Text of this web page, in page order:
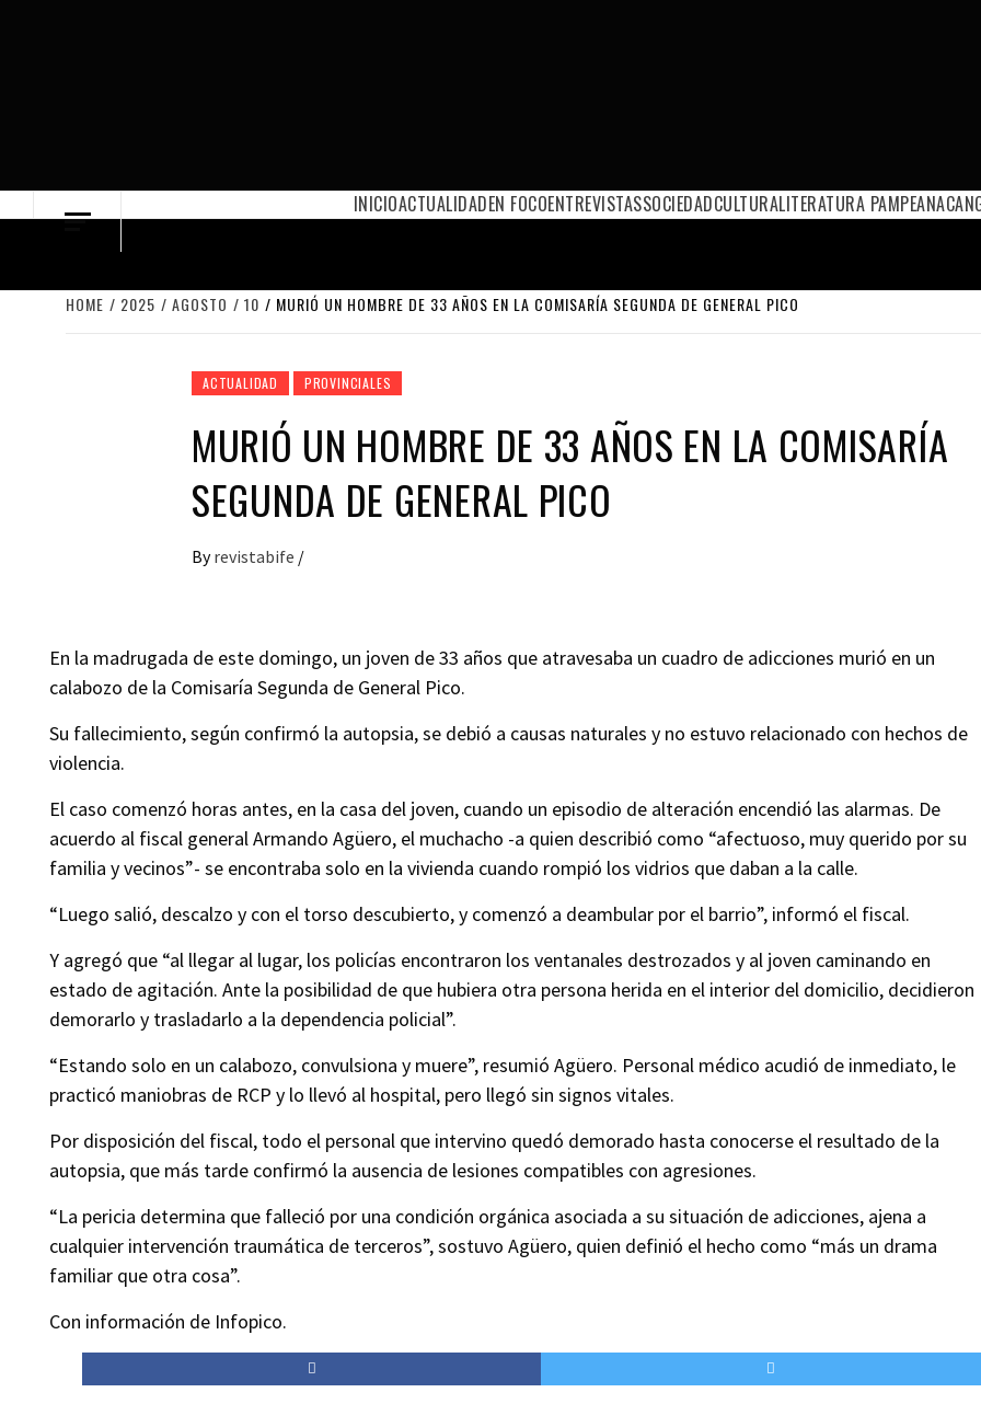
INICIOACTUALIDADEN FOCOENTREVISTASSOCIEDADCULTURALITERATURA PAMPEANA
HOME 2025 AGOSTO 10 MURIÓ UN HOMBRE DE 33 AÑOS EN LA COMISARÍA SEGUNDA DE GENERAL PICO
ACTUALIDAD PROVINCIALES
MURIÓ UN HOMBRE DE 33 AÑOS EN LA COMISARÍA
SEGUNDA DE GENERAL PICO
By revistabife /
En la madrugada de este domingo, un joven de 33 años que atravesaba un cuadro de adicciones murió en un
calabozo de la Comisaría Segunda de General Pico.
Su fallecimiento, según confirmó la autopsia, se debió a causas naturales y no estuvo relacionado con hechos de
violencia.
El caso comenzó horas antes, en la casa del joven, cuando un episodio de alteración encendió las alarmas. De
acuerdo al fiscal general Armando Agüero, el muchacho -a quien describió como “afectuoso, muy querido por su
familia y vecinos”- se encontraba solo en la vivienda cuando rompió los vidrios que daban a la calle.
“Luego salió, descalzo y con el torso descubierto, y comenzó a deambular por el barrio”, informó el fiscal.
Y agregó que “al llegar al lugar, los policías encontraron los ventanales destrozados y al joven caminando en
estado de agitación. Ante la posibilidad de que hubiera otra persona herida en el interior del domicilio, decidieron
demorarlo y trasladarlo a la dependencia policial”.
“Estando solo en un calabozo, convulsiona y muere”, resumió Agüero. Personal médico acudió de inmediato, le
practicó maniobras de RCP y lo llevó al hospital, pero llegó sin signos vitales.
Por disposición del fiscal, todo el personal que intervino quedó demorado hasta conocerse el resultado de la
autopsia, que más tarde confirmó la ausencia de lesiones compatibles con agresiones.
“La pericia determina que falleció por una condición orgánica asociada a su situación de adicciones, ajena a
cualquier intervención traumática de terceros”, sostuvo Agüero, quien definió el hecho como “más un drama
familiar que otra cosa”.
Con información de Infopico.